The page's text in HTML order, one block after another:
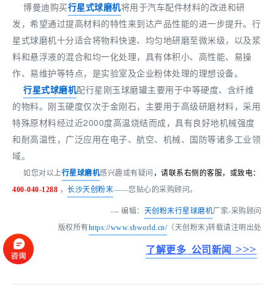
博曼迪购买行星式球磨机将用于汽车配件材料的改进和研
发，希望通过提高材料的特性来到达产品性能的进一步提升。行
星式球磨机十分适合将物料快速、均匀地研磨至微米级，以及浆
料和悬浮液的混合和均一化处理，具有体积小、高性能、易操
作、易维护等特点，是实验室及企业粉体处理的理想设备。
行星式球磨机配行星刚玉球磨罐主要用于中等硬度、含纤维
的物料。刚玉硬度仅次于金刚石，主要用于高级研磨材料，采用
特殊原材料经过近2000度高温烧结而成，具有良好地机械强度
和耐高温性，广泛应用在电子、航空、机械、国防等诸多工业领
域。
如您对以上行星球磨机感兴趣或有疑问 ，请联系右侧的客服，或致电：
400-040-1288 ，长沙天创粉末——您贴心的采购顾问。
--- 编辑： 天创粉末行星球磨机厂家-采购顾问
版权所有https://www.sbworld.cn/（天创粉末)转载请注明出处
了解更多 公司新闻 >>>